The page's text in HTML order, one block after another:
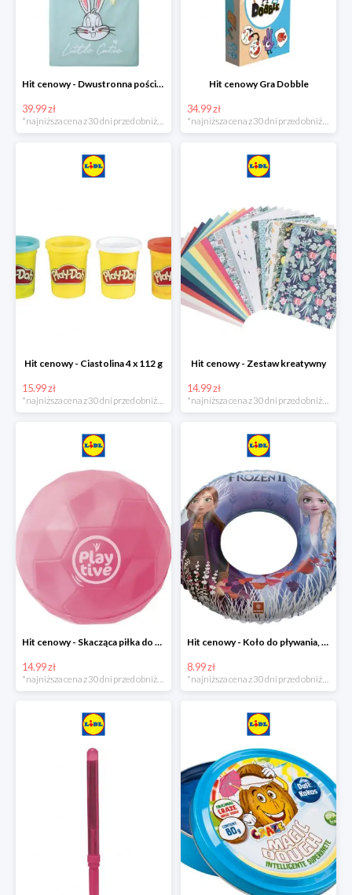
Hit cenowy - Dwustronna pościel z bawełny
39.99 zł
*najniższa cena z 30 dni przed obniżką
Hit cenowy Gra Dobble
34.99 zł
*najniższa cena z 30 dni przed obniżką
Hit cenowy - Ciastolina 4 x 112 g
15.99 zł
Hit cenowy - Zestaw kreatywny
14.99 zł
Hit cenowy - Skacząca piłka do wody lub superskacząca piłka
14.99 zł
*najniższa cena z 30 dni przed obniżką
Hit cenowy - Koło do pływania, rękawki lub piłka
8.99 zł
*najniższa cena z 30 dni przed obniżką